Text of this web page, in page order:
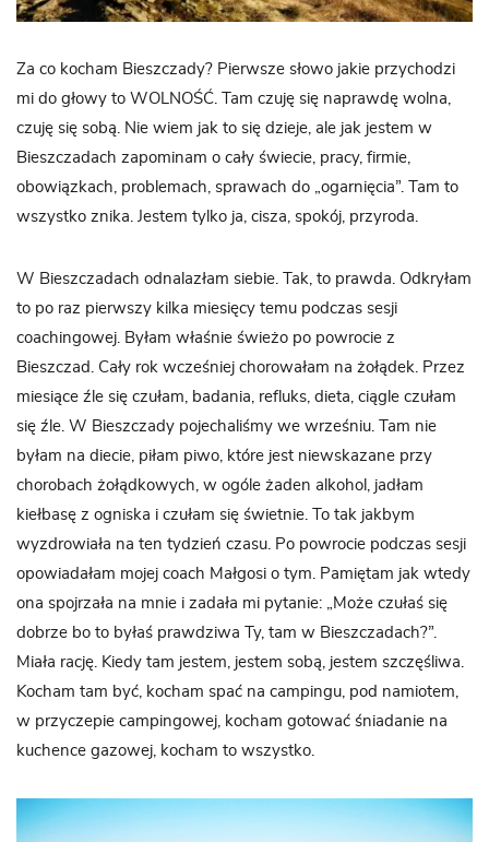
Za co kocham Bieszczady? Pierwsze słowo jakie przychodzi
mi do głowy to WOLNOŚĆ. Tam czuję się naprawdę wolna,
czuję się sobą. Nie wiem jak to się dzieje, ale jak jestem w
Bieszczadach zapominam o cały świecie, pracy, firmie,
obowiązkach, problemach, sprawach do „ogarnięcia”. Tam to
wszystko znika. Jestem tylko ja, cisza, spokój, przyroda.
W Bieszczadach odnalazłam siebie. Tak, to prawda. Odkryłam
to po raz pierwszy kilka miesięcy temu podczas sesji
coachingowej. Byłam właśnie świeżo po powrocie z
Bieszczad. Cały rok wcześniej chorowałam na żołądek. Przez
miesiące źle się czułam, badania, refluks, dieta, ciągle czułam
się źle. W Bieszczady pojechaliśmy we wrześniu. Tam nie
byłam na diecie, piłam piwo, które jest niewskazane przy
chorobach żołądkowych, w ogóle żaden alkohol, jadłam
kiełbasę z ogniska i czułam się świetnie. To tak jakbym
wyzdrowiała na ten tydzień czasu. Po powrocie podczas sesji
opowiadałam mojej coach Małgosi o tym. Pamiętam jak wtedy
ona spojrzała na mnie i zadała mi pytanie: „Może czułaś się
dobrze bo to byłaś prawdziwa Ty, tam w Bieszczadach?”.
Miała rację. Kiedy tam jestem, jestem sobą, jestem szczęśliwa.
Kocham tam być, kocham spać na campingu, pod namiotem,
w przyczepie campingowej, kocham gotować śniadanie na
kuchence gazowej, kocham to wszystko.